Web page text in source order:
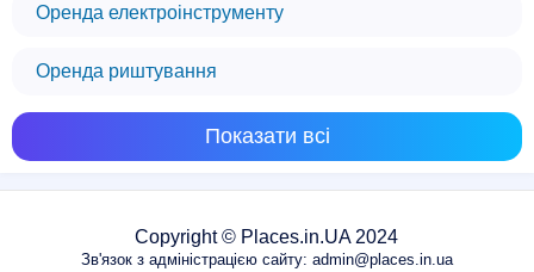
Оренда електроінструменту
Оренда риштування
Показати всі
Copyright © Places.in.UA 2024
Зв'язок з адміністрацією сайту: admin@places.in.ua